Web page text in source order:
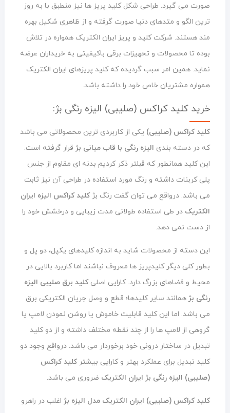
صورت می گیرد. طراحی شکل کلید پریز ها نیز منطبق با به روز
ترین الگو و متدهای دنیا صورت گرفته و از ظاهری شکیل بهره
مند هستند. شرکت کلید و پریز ایران الکتریک همواره در تلاش
بوده تا محصولات و تحهیزات برقی باکیفیتی به خریداران عرضه
نماید. همین امر سبب گردیده که کلید پریزهای ایران الکتریک
همواره مشتریان خاص خود را داشته باشد.
خرید کلید کراکس (صلیبی) الیزه رنگی بژ:
کلید کراکس (صلیبی) یکی از کاربردی ترین محصولاتی می باشد
که در دسته بندی الیزه رنگی با قاب میانی بژ قرار گرفته است.
این کلید همانطور که قبلتر ذکر کردیم بدنه ای مقاوم از جنس
پلی کربنات داشته و رنگ مورد استفاده در طراحی آن نیز ثابت
می باشد. درواقع می توان گفت رنگ بژکلید کراکس الیزه ایران
الکتریک در طی استفاده طولانی مدت زیبایی و درخشش خود را
از دست نمی دهد.
این دسته از محصولات شاید به اندازه کلیدهای یکپل، دو پل و
بطور کلی دیگر کلیدپریز ها معروف نباشند اما کاربرد بالایی در
محیط و فضاهای بزرگ دارد. کارایی اصلیکلید برق صلیبی الیزه
رنگی بژ همانند سایر کلیدها؛ قطع و وصل جریان الکتریکی برق
می باشد. اما این کلید قابلیت خاموش یا روشن نمودن لامپ یا
گروهی از لامپ ها را از چند نقطه مختلف داشته و از دو کلید
تبدیل در ساختار درونی خود برخوردار می باشد. درواقع وجود دو
کلید تبدیل برای عملکرد بهتر و کارایی بیشتر کلید کراکس
(صلیبی) الیزه رنگی بژ ایران الکتریک ضروری می باشد.
کلید کراکس (صلیبی) ایران الکتریک مدل الیزه بژ اغلب در راهرو